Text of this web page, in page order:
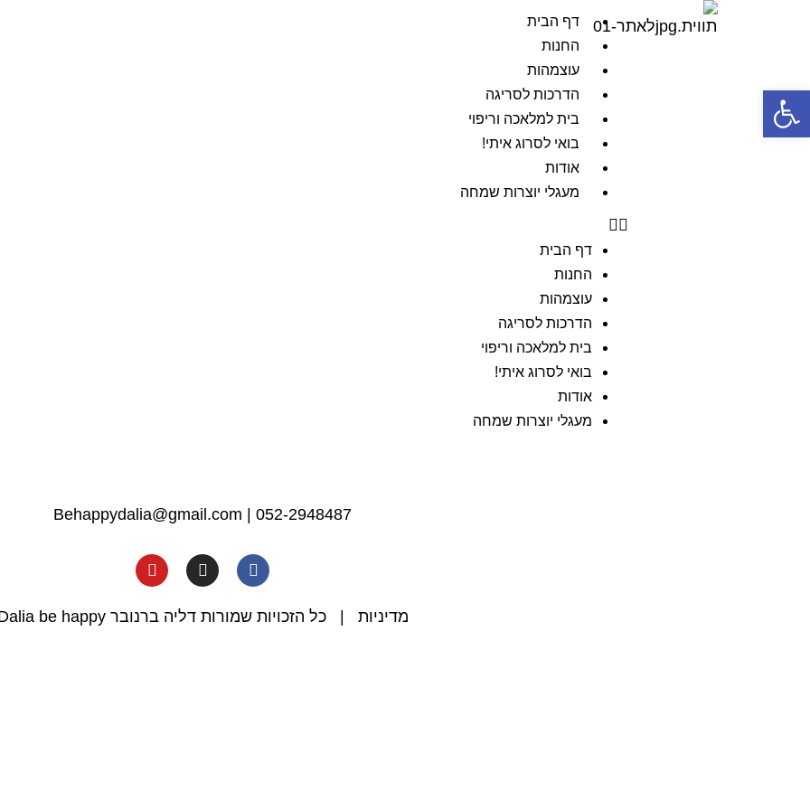
דף הבית
החנות
עוצמהות
הדרכות לסריגה
בית למלאכה וריפוי
בואי לסרוג איתי!
אודות
מעגלי יוצרות שמחה
דף הבית
החנות
עוצמהות
הדרכות לסריגה
בית למלאכה וריפוי
בואי לסרוג איתי!
אודות
מעגלי יוצרות שמחה
Behappydalia@gmail.com 052-2948487
מדיניות | כל הזכויות שמורות דליה ברנובר Dalia be happy
פתח סרגל נגישות